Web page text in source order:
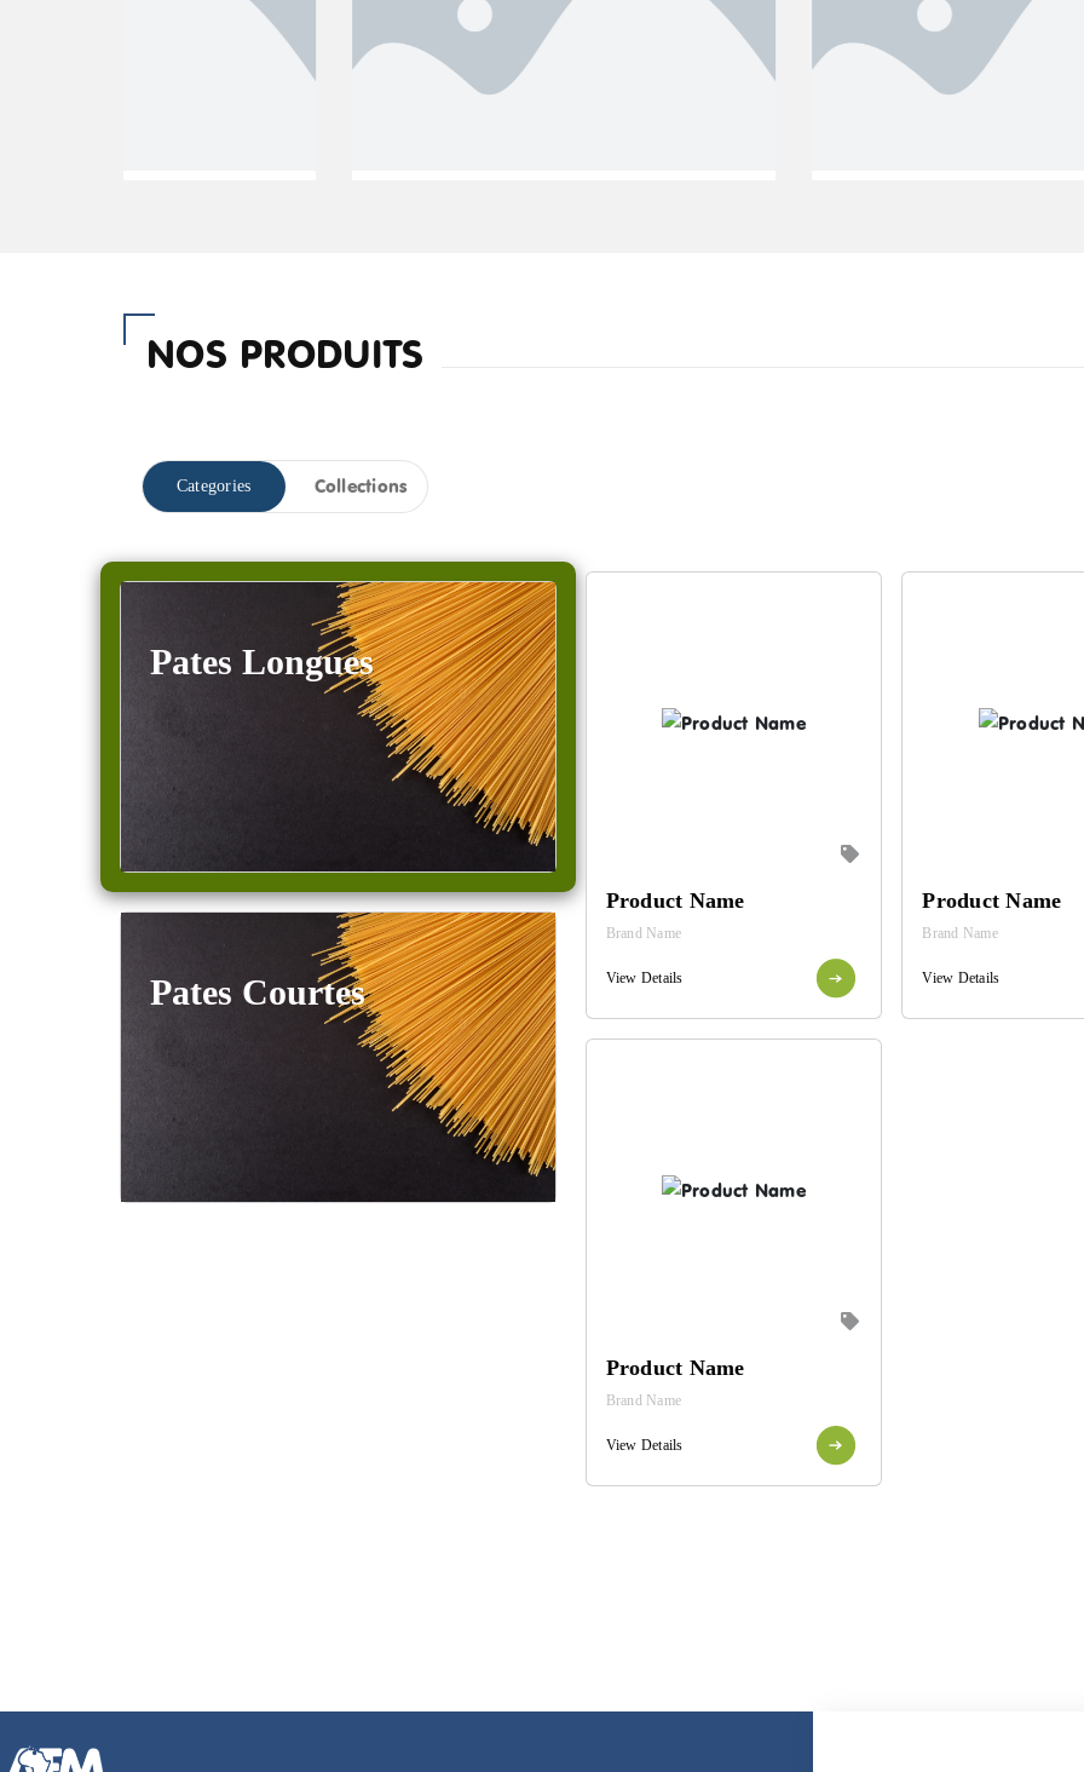
NOS PRODUITS
Categories Collections
Pates Longues
Pates Courtes
Product Name
Brand Name
View Details
Product Name
Brand Name
View Details
Product Name
Brand Name
View Details